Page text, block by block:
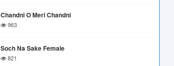
Chandni O Meri Chandni
963
Soch Na Sake Female
821